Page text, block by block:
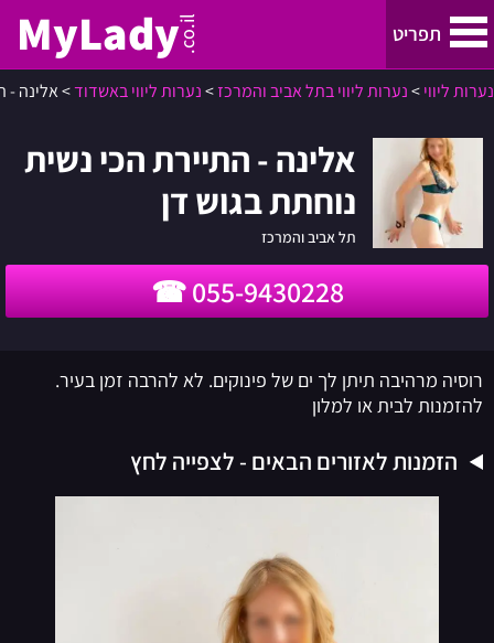
תפריט MyLady.co.il
נערות ליווי
נערות ליווי בתל אביב והמרכז
נערות ליווי בחיפה, קריות והצפון
ירושלים
נערות ליווי באילת
נערות ליווי בתמונות אמיתיות
נערות ליווי>נערות ליווי בתל אביב והמרכז>נערות ליווי באשדוד>אלינה -
אלינה - התיירת הכי נשית
נוחתת בגוש דן
תל אביב והמרכז
055-9430228
רוסיה מרהיבה תיתן לך ים של פינוקים. לא להרבה זמן בעיר.
להזמנות לבית או למלון
הזמנות לאזורים הבאים - לצפייה לחץ